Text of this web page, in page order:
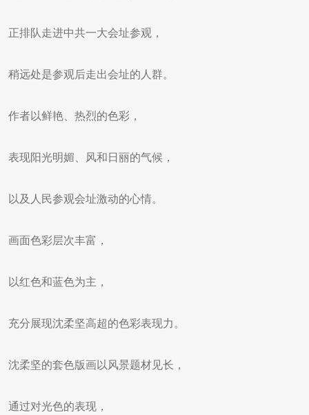
正排队走进中共一大会址参观，
稍远处是参观后走出会址的人群。
作者以鲜艳、热烈的色彩，
表现阳光明媚、风和日丽的气候，
以及人民参观会址激动的心情。
画面色彩层次丰富，
以红色和蓝色为主，
充分展现沈柔坚高超的色彩表现力。
沈柔坚的套色版画以风景题材见长，
通过对光色的表现，